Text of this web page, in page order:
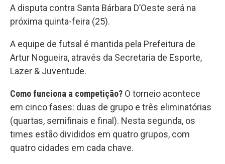
A disputa contra Santa Bárbara D’Oeste será na
próxima quinta-feira (25).
A equipe de futsal é mantida pela Prefeitura de
Artur Nogueira, através da Secretaria de Esporte,
Lazer & Juventude.
Como funciona a competição? O torneio acontece
em cinco fases: duas de grupo e três eliminatórias
(quartas, semifinais e final). Nesta segunda, os
times estão divididos em quatro grupos, com
quatro cidades em cada chave.